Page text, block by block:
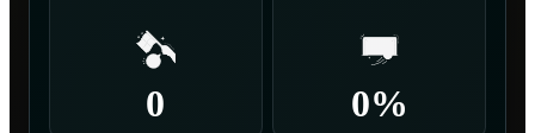
0 0%